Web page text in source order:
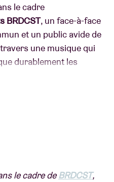
le cadre
BRDCST, un face-à-face
et un public avide de
une musique qui
durablement les
le cadre de BRDCST,